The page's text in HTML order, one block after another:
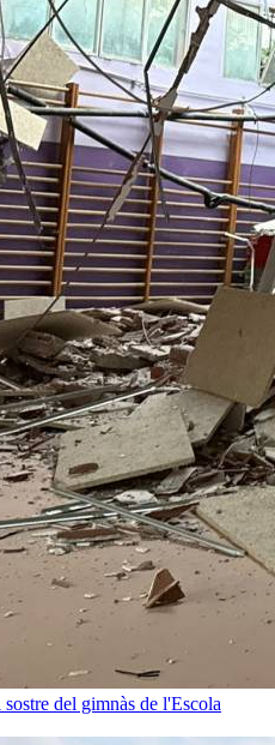
del gimnàs de l'Escola